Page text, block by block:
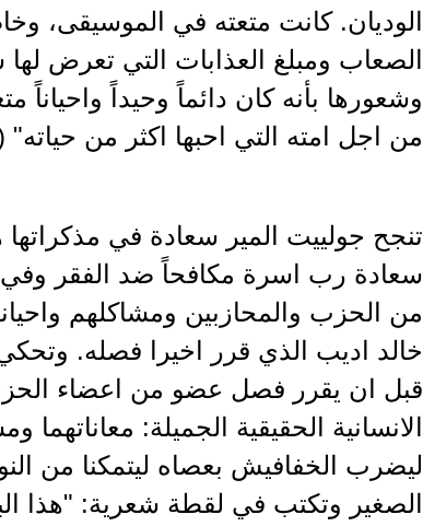
الوديان. كانت متعته في الموسيقى،
الصعاب ومبلغ العذابات التي تعرض
وشعورها بأنه كان دائماً وحيداً واحياناً
من اجل امته التي احبها اكثر من حياته" (ص
تنجح جولييت المير سعادة في
سعادة رب اسرة مكافحاً ضد الفقر وفي
من الحزب والمحازبين ومشاكلهم
خالد اديب الذي قرر اخيرا فصله.
قبل ان يقرر فصل عضو من اعضاء
الانسانية الحقيقية الجميلة:
ليضرب الخفافيش بعصاه ليتمكنا من
الصغير وتكتب في لقطة شعرية: "هذا